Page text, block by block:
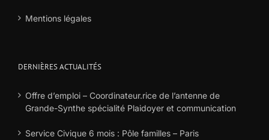
Mentions légales
DERNIÈRES ACTUALITÉS
Offre d’emploi – Coordinateur.rice de l’antenne de
Grande-Synthe spécialité Plaidoyer et communication
Service Civique 6 mois : Pôle familles – Paris